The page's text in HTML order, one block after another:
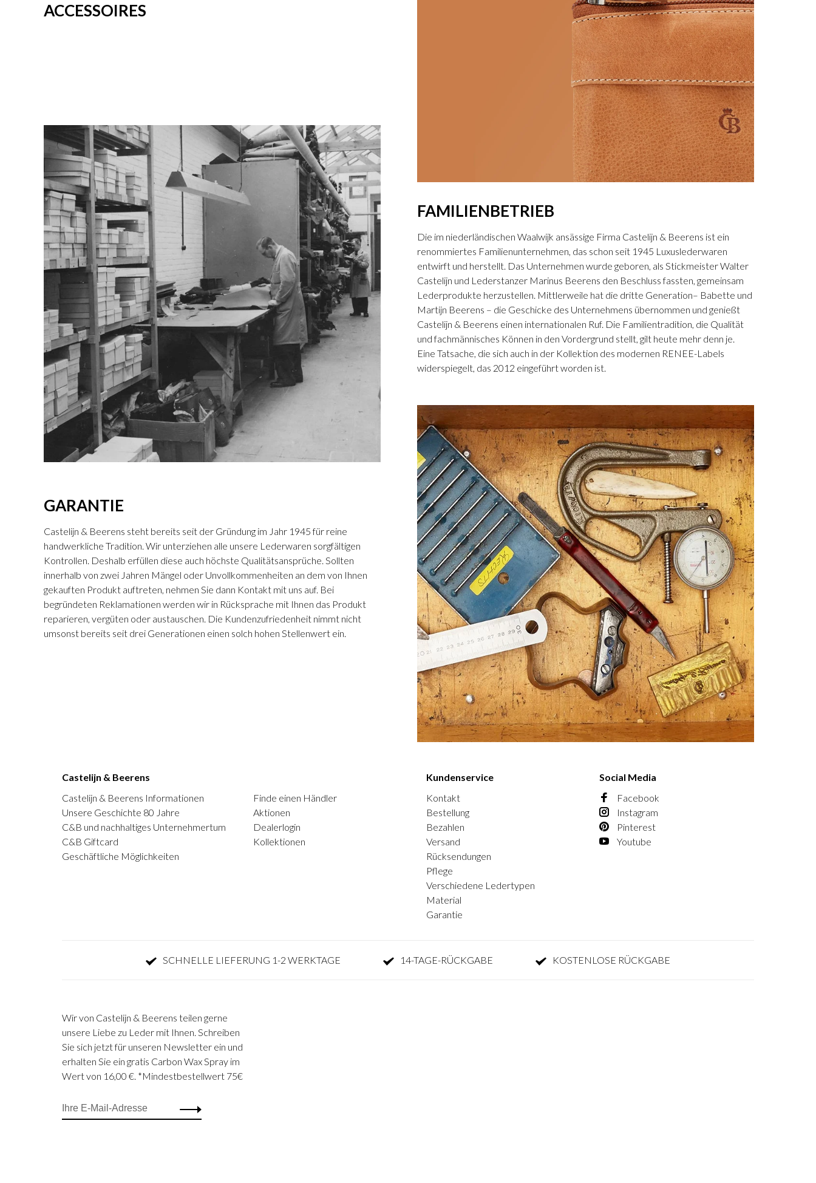
ACCESSOIRES
FAMILIENBETRIEB
Die im niederländischen Waalwijk ansässige Firma Castelijn & Beerens ist ein
renommiertes Familienunternehmen, das schon seit 1945 Luxuslederwaren
entwirft und herstellt. Das Unternehmen wurde geboren, als Stickmeister Walter
Castelijn und Lederstanzer Marinus Beerens den Beschluss fassten, gemeinsam
Lederprodukte herzustellen. Mittlerweile hat die dritte Generation– Babette und
Martijn Beerens – die Geschicke des Unternehmens übernommen und genießt
Castelijn & Beerens einen internationalen Ruf. Die Familientradition, die Qualität
und fachmännisches Können in den Vordergrund stellt, gilt heute mehr denn je.
Eine Tatsache, die sich auch in der Kollektion des modernen RENEE-Labels
widerspiegelt, das 2012 eingeführt worden ist.
GARANTIE
Castelijn & Beerens steht bereits seit der Gründung im Jahr 1945 für reine
handwerkliche Tradition. Wir unterziehen alle unsere Lederwaren sorgfältigen
Kontrollen. Deshalb erfüllen diese auch höchste Qualitätsansprüche. Sollten
innerhalb von zwei Jahren Mängel oder Unvollkommenheiten an dem von Ihnen
gekauften Produkt auftreten, nehmen Sie dann Kontakt mit uns auf. Bei
begründeten Reklamationen werden wir in Rücksprache mit Ihnen das Produkt
reparieren, vergüten oder austauschen. Die Kundenzufriedenheit nimmt nicht
umsonst bereits seit drei Generationen einen solch hohen Stellenwert ein.
Castelijn & Beerens
Castelijn & Beerens Informationen
Unsere Geschichte 80 Jahre
C&B und nachhaltiges Unternehmertum
C&B Giftcard
Geschäftliche Möglichkeiten
Finde einen Händler
Aktionen
Dealerlogin
Kollektionen
Kundenservice
Kontakt
Bestellung
Bezahlen
Versand
Rücksendungen
Pflege
Verschiedene Ledertypen
Material
Garantie
Social Media
Facebook
Instagram
Pinterest
Youtube
SCHNELLE LIEFERUNG 1-2 WERKTAGE 14-TAGE-RÜCKGABE KOSTENLOSE RÜCKGABE
Wir von Castelijn & Beerens teilen gerne
unsere Liebe zu Leder mit Ihnen. Schreiben
Sie sich jetzt für unseren Newsletter ein und
erhalten Sie ein gratis Carbon Wax Spray im
Wert von 16,00 €. *Mindestbestellwert 75€